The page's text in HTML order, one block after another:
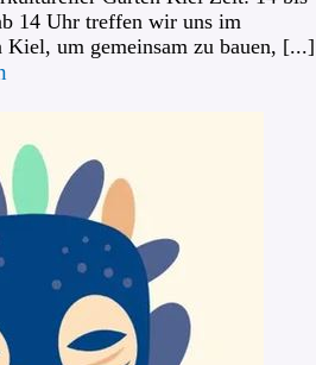
14 Uhr treffen wir uns im
um gemeinsam zu bauen, [...]